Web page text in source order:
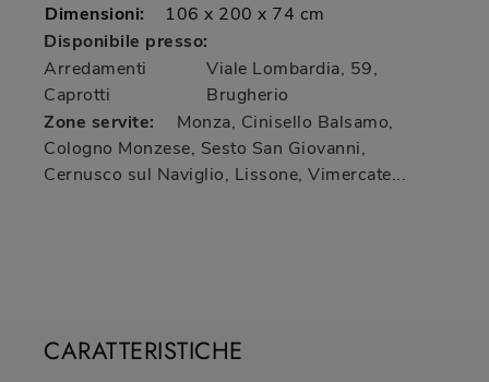
Dimensioni:
106 x 200 x 74 cm
Disponibile presso:
Arredamenti
Caprotti
Viale Lombardia, 59,
Brugherio
Zone servite:
Monza, Cinisello Balsamo,
Cologno Monzese, Sesto San Giovanni,
Cernusco sul Naviglio, Lissone, Vimercate...
CARATTERISTICHE